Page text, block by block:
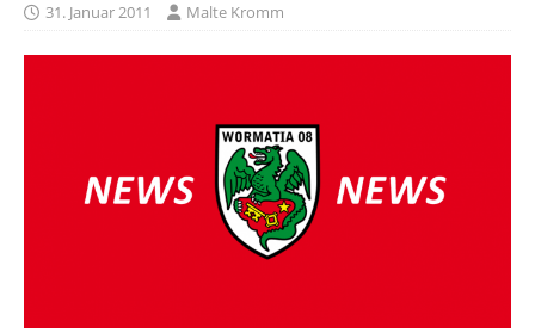
31. Januar 2011 Malte Kromm